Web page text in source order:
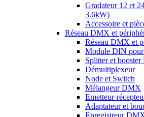
Gradateur 12 et
3.6kW)
Accessoire et
Réseau DMX et
Réseau DMX et
Module DIN
Splitter et
Démultiplexeur
Node et Switch
Mélangeur DMX
Emetteur-
Adaptateur et
Enregistreur